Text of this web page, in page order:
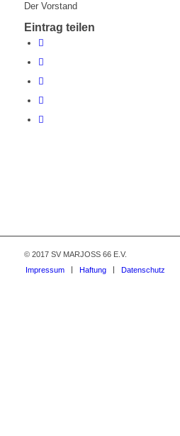
Der Vorstand
Eintrag teilen
© 2017 SV MARJOSS 66 E.V.
Impressum
Haftung Datenschutz